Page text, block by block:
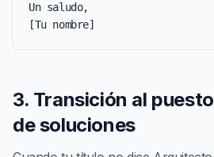
Un saludo,
[Tu nombre]
3. Transición al
de soluciones